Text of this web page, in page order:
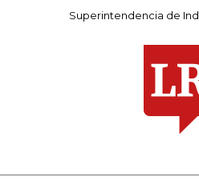
Superintendencia de